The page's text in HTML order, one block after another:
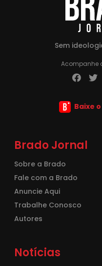
Sem
Acompanhe
Baixe
Brado Jornal
Sobre a Brado
Fale com a Brado
Anuncie Aqui
Trabalhe Conosco
Autores
Notícias